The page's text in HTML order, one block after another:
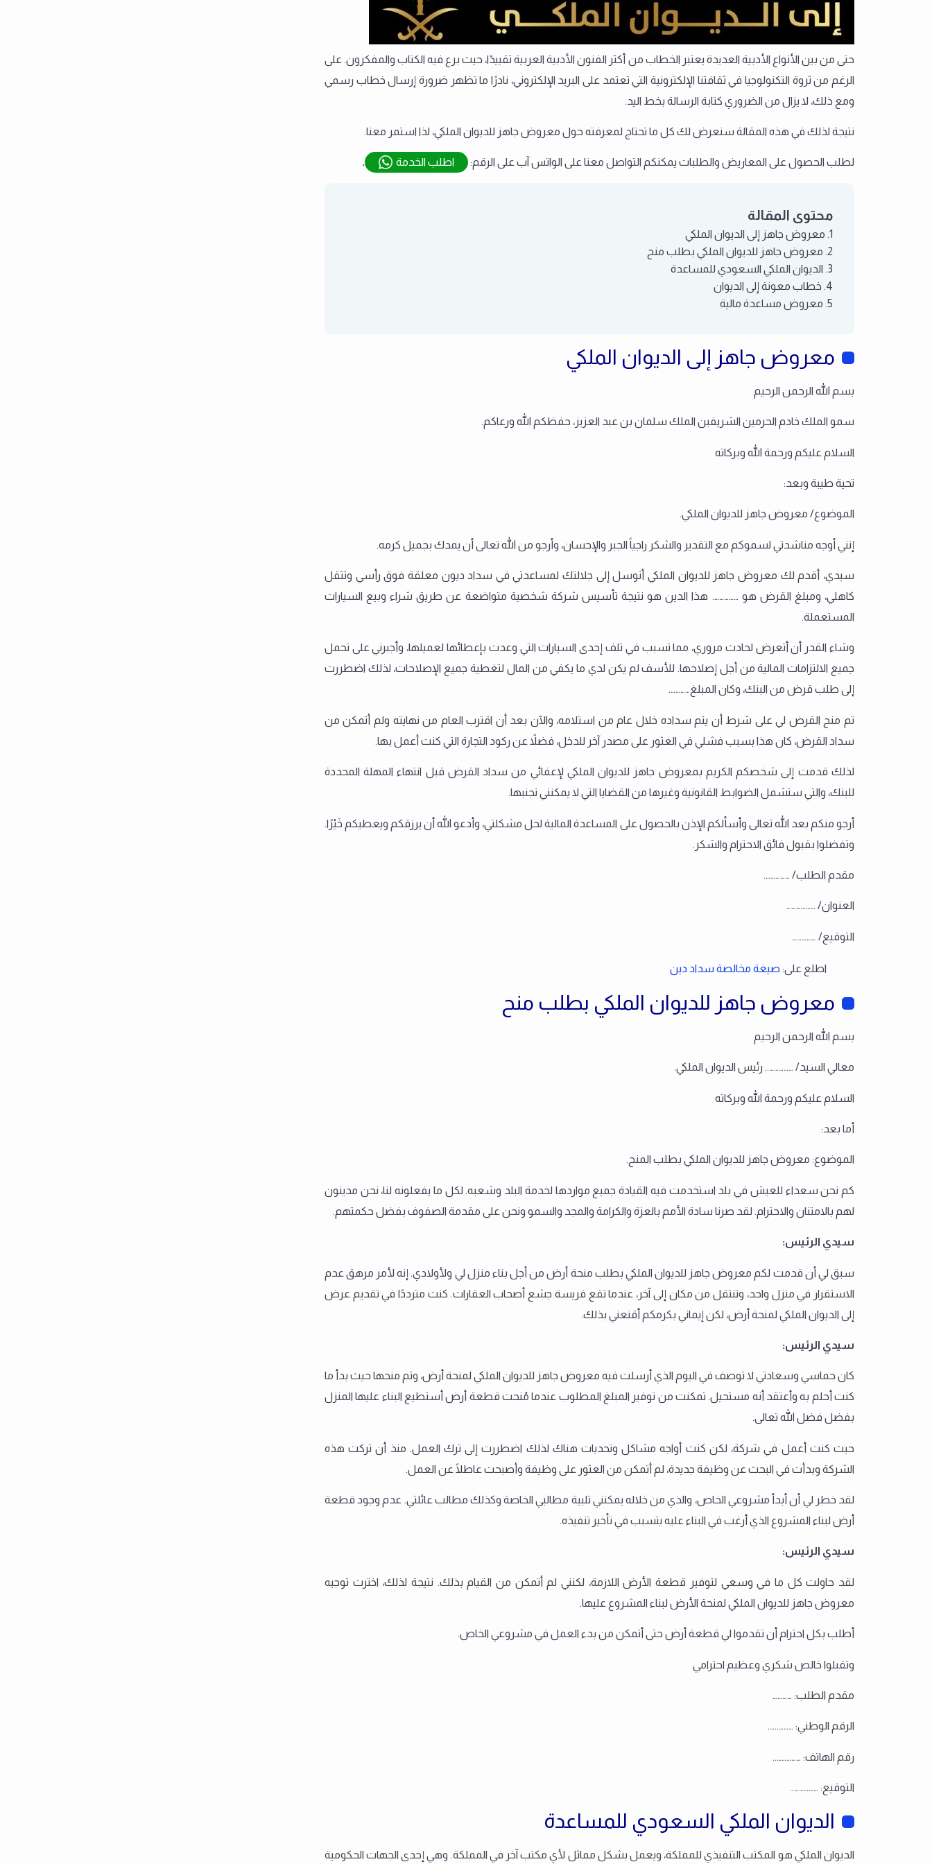
حتى من بين الأنواع الأدبية العديدة يعتبر الخطاب من أكثر الفنون الأدبية العربية تقييدًا، حيث برع فيه الكتاب والمفكرون. على
الرغم من ثروة التكنولوجيا في ثقافتنا الإلكترونية التي تعتمد على البريد الإلكتروني، نادرًا ما تظهر ضرورة إرسال خطاب رسمي
ومع ذلك، لا يزال من الضروري كتابة الرسالة بخط اليد.
نتيجة لذلك في هذه المقالة سنعرض لك كل ما تحتاج لمعرفته حول معروض جاهز للديوان الملكي، لذا استمر معنا.
لطلب الحصول على المعاريض والطلبات يمكنكم التواصل معنا على الواتس آب على الرقم: اطلب الخدمة .
محتوى المقالة
معروض جاهز إلى الديوان الملكي
معروض جاهز للديوان الملكي بطلب منح
الديوان الملكي السعودي للمساعدة
خطاب معونة إلى الديوان
معروض مساعدة مالية
معروض جاهز إلى الديوان الملكي
بسم الله الرحمن الرحيم
سمو الملك خادم الحرمين الشريفين الملك سلمان بن عبد العزيز، حفظكم الله ورعاكم.
السلام عليكم ورحمة الله وبركاته
تحية طيبة وبعد:
الموضوع/ معروض جاهز للديوان الملكي.
إنني أوجه مناشدتي لسموكم مع التقدير والشكر راجياً الجبر والإحسان، وأرجو من الله تعالى أن يمدك بجميل كرمه.
سيدي، أقدم لك معروض جاهز للديوان الملكي أتوسل إلى جلالتك لمساعدتي في سداد ديون معلقة فوق رأسي وتثقل
كاهلي، ومبلغ القرض هو ……………. هذا الدين هو نتيجة تأسيس شركة شخصية متواضعة عن طريق شراء وبيع السيارات
المستعملة.
وشاء القدر أن أتعرض لحادث مروري، مما تسبب في تلف إحدى السيارات التي وعدت بإعطائها لعميلها، وأجبرني على تحمل
جميع الالتزامات المالية من أجل إصلاحها. للأسف لم يكن لدي ما يكفي من المال لتغطية جميع الإصلاحات، لذلك اضطررت
إلى طلب قرض من البنك، وكان المبلغ………….
تم منح القرض لي على شرط أن يتم سداده خلال عام من استلامه، والآن بعد أن اقترب العام من نهايته ولم أتمكن من
سداد القرض، كان هذا بسبب فشلي في العثور على مصدر آخر للدخل، فضلاً عن ركود التجارة التي كنت أعمل بها.
لذلك قدمت إلى شخصكم الكريم بمعروض جاهز للديوان الملكي لإعفائي من سداد القرض قبل انتهاء المهلة المحددة
للبنك، والتي ستشمل الضوابط القانونية وغيرها من القضايا التي لا يمكنني تجنبها.
أرجو منكم بعد الله تعالى وأسألكم الإذن بالحصول على المساعدة المالية لحل مشكلتي، وأدعو الله أن يرزقكم ويعطيكم خَيْرًا.
وتفضلوا بقبول فائق الاحترام والشكر.
مقدم الطلب/ …………….
العنوان/ ………………
التوقيع/ ……………
اطلع على: صيغة مخالصة سداد دين
معروض جاهز للديوان الملكي بطلب منح
بسم الله الرحمن الرحيم
معالي السيد/ …………….. رئيس الديوان الملكي.
السلام عليكم ورحمة الله وبركاته
أما بعد:
الموضوع: معروض جاهز للديوان الملكي بطلب المنح.
كم نحن سعداء للعيش في بلد استخدمت فيه القيادة جميع مواردها لخدمة البلد وشعبه. لكل ما يفعلونه لنا، نحن مدينون
لهم بالامتنان والاحترام. لقد صرنا سادة الأمم بالعزة والكرامة والمجد والسمو ونحن على مقدمة الصفوف بفضل حكمتهم.
سيدي الرئيس:
سبق لي أن قدمت لكم معروض جاهز للديوان الملكي بطلب منحة أرض من أجل بناء منزل لي ولأولادي. إنه لأمر مرهق عدم
الاستقرار في منزل واحد، وتنتقل من مكان إلى آخر، عندما تقع فريسة جشع أصحاب العقارات. كنت مترددًا في تقديم عرض
إلى الديوان الملكي لمنحة أرض، لكن إيماني بكرمكم أقنعني بذلك.
سيدي الرئيس:
كان حماسي وسعادتي لا توصف في اليوم الذي أرسلت فيه معروض جاهز للديوان الملكي لمنحة أرض، وتم منحها حيث بدأ ما
كنت أحلم به وأعتقد أنه مستحيل. تمكنت من توفير المبلغ المطلوب عندما مُنحت قطعة أرض أستطيع البناء عليها المنزل
بفضل فضل الله تعالى.
حيث كنت أعمل في شركة، لكن كنت أواجه مشاكل وتحديات هناك لذلك اضطررت إلى ترك العمل. منذ أن تركت هذه
الشركة وبدأت في البحث عن وظيفة جديدة، لم أتمكن من العثور على وظيفة وأصبحت عاطلًا عن العمل.
لقد خطر لي أن أبدأ مشروعي الخاص، والذي من خلاله يمكنني تلبية مطالبي الخاصة وكذلك مطالب عائلتي. عدم وجود قطعة
أرض لبناء المشروع الذي أرغب في البناء عليه يتسبب في تأخير تنفيذه.
سيدي الرئيس:
لقد حاولت كل ما في وسعي لتوفير قطعة الأرض اللازمة، لكنني لم أتمكن من القيام بذلك. نتيجة لذلك، اخترت توجيه
معروض جاهز للديوان الملكي لمنحة الأرض لبناء المشروع عليها.
أطلب بكل احترام أن تقدموا لي قطعة أرض حتى أتمكن من بدء العمل في مشروعي الخاص.
وتقبلوا خالص شكري وعظيم احترامي
مقدم الطلب: …………
الرقم الوطني: ………..….
رقم الهاتف: ……………..
التوقيع: ……………..
الديوان الملكي السعودي للمساعدة
الديوان الملكي هو المكتب التنفيذي للمملكة، ويعمل بشكل مماثل لأي مكتب آخر في المملكة. وهي إحدى الجهات الحكومية